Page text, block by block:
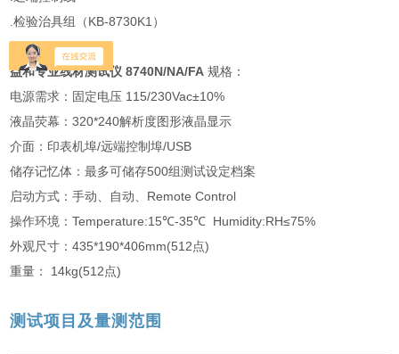
.检验治具组（KB-8730K1）
益和专业线材测试仪 8740N/NA/FA 规格：
电源需求：固定电压 115/230Vac±10%
液晶荧幕：320*240解析度图形液晶显示
介面：印表机埠/远端控制埠/USB
储存记忆体：最多可储存500组测试设定档案
启动方式：手动、自动、Remote Control
操作环境：Temperature:15℃-35℃ Humidity:RH≤75%
外观尺寸：435*190*406mm(512点)
重量： 14kg(512点)
测试项目及量测范围